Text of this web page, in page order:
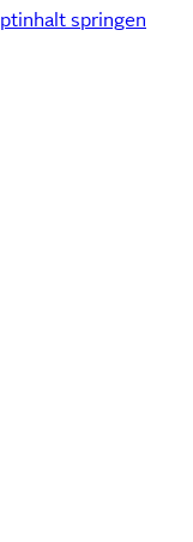
springen